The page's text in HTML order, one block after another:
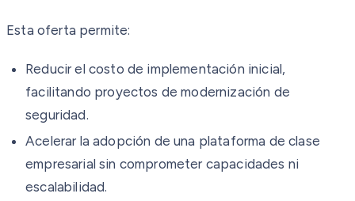
Esta oferta permite:
Reducir el costo de implementación inicial,
facilitando proyectos de modernización de
seguridad.
Acelerar la adopción de una plataforma de clase
empresarial sin comprometer capacidades ni
escalabilidad.